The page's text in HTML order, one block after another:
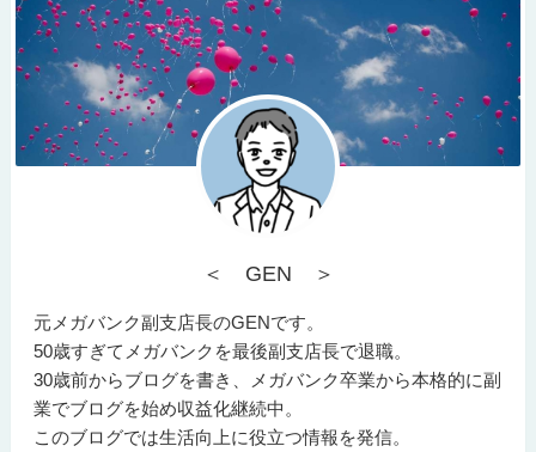
＜ GEN ＞
元メガバンク副支店長のGENです。
50歳すぎてメガバンクを最後副支店長で退職。
30歳前からブログを書き、メガバンク卒業から本格的に副
業でブログを始め収益化継続中。
このブログでは生活向上に役立つ情報を発信。